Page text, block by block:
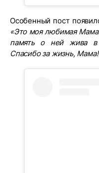
Особенный пост
«Это моя любимая
память о ней жива
Спасибо за жизнь,